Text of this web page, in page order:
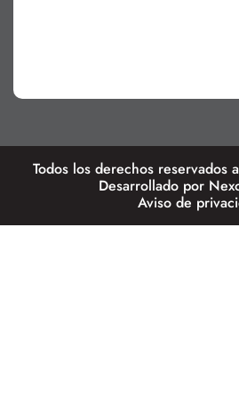
Todos los derechos reservados a
Desarrollado por
Aviso de